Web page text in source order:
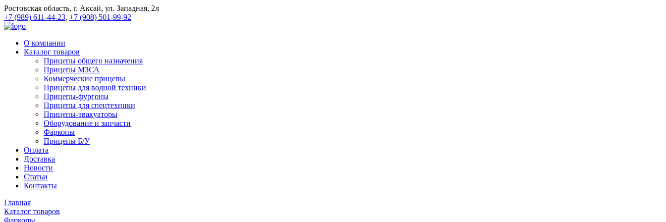
Ростовская область, г. Аксай, ул. Западная, 2л
+7 (989) 611-44-23, +7 (908) 501-99-92
О компании
Каталог товаров
Прицепы общего назначения
Прицепы МЗСА
Коммерческие прицепы
Прицепы для водной техники
Прицепы-фургоны
Прицепы для спецтехники
Прицепы-эвакуаторы
Оборудование и запчасти
Фаркопы
Прицепы Б/У
Оплата
Доставка
Новости
Статьи
Контакты
Главная
Каталог товаров
Фаркопы